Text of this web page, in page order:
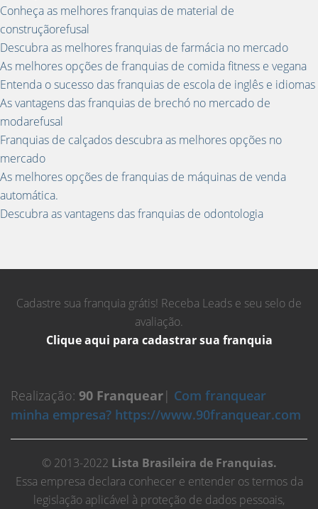
Conheça as melhores franquias de material de
construçãorefusal
Descubra as melhores franquias de farmácia no mercado
As melhores opções de franquias de comida fitness e vegana
Entenda o sucesso das franquias de escola de inglês e idiomas
As vantagens das franquias de brechó no mercado de
modarefusal
Franquias de calçados descubra as melhores opções no
mercado
As melhores opções de franquias de máquinas de venda
automática.
Descubra as vantagens das franquias de odontologia
Cadastre sua franquia grátis! Receba Leads e seu selo de
avaliação.
Clique aqui para cadastrar sua franquia
Realização: 90 Franquear| Com franquear
minha empresa? https://www.90franquear.com
© 2013-2022 Lista Brasileira de Franquias.
Essa empresa declara conhecer e entender os termos da
legislação aplicável à proteção de dados pessoais,